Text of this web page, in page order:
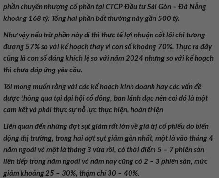
phần chuyển nhượng cổ phần tại CTCP Đầu tư Sài Gòn – Đà Nẵng
khoảng 168 tỷ. Tổng hai phần bất thường này gần 500 tỷ.
Như vậy nếu trừ phần này đi thì thực tế lợi nhuận cốt lõi chỉ tương
đương 57% so với kế hoạch thay vì con số khoảng 70%. Thực ra đây
cũng là con số đáng khích lệ so với năm 2024 nhưng so với kế hoạch
thì chưa đáp ứng yêu cầu.
Tôi mong muốn rằng với các kế hoạch kinh doanh hay các vấn đề
được thông qua tại đại hội cổ đông, ban lãnh đạo nên coi đó là một
cam kết và phải thực sự nỗ lực thực hiện, hoàn thiện
Liên quan đến những đợt sụt giảm rất lớn về giá trị cổ phiếu do biến
động thị trường, trong hai đợt sụt giảm gần nhất, một là vào tháng 4
năm ngoái và một là tháng 3 vừa rồi, có thời điểm 5 – 7 phiên sàn
liên tiếp trong năm ngoái và năm nay cũng có 2 – 3 phiên sàn, mức
giảm khoảng 25 – 30%, thậm chí 30 – 40%.